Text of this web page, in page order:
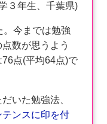
３年生、千葉県)
。今までは勉強
数が思うよう
点(平均64点)で
いた勉強法、
ンスに印を付